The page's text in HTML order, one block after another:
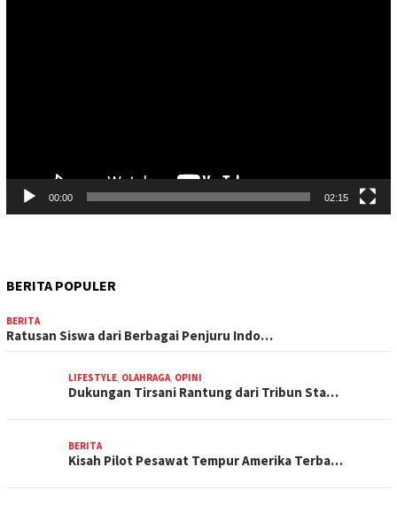
00:00 02:15
BERITA POPULER
BERITA
Ratusan Siswa dari Berbagai Penjuru Indo…
LIFESTYLE, OLAHRAGA, OPINI
Dukungan Tirsani Rantung dari Tribun Sta…
BERITA
Kisah Pilot Pesawat Tempur Amerika Terba…